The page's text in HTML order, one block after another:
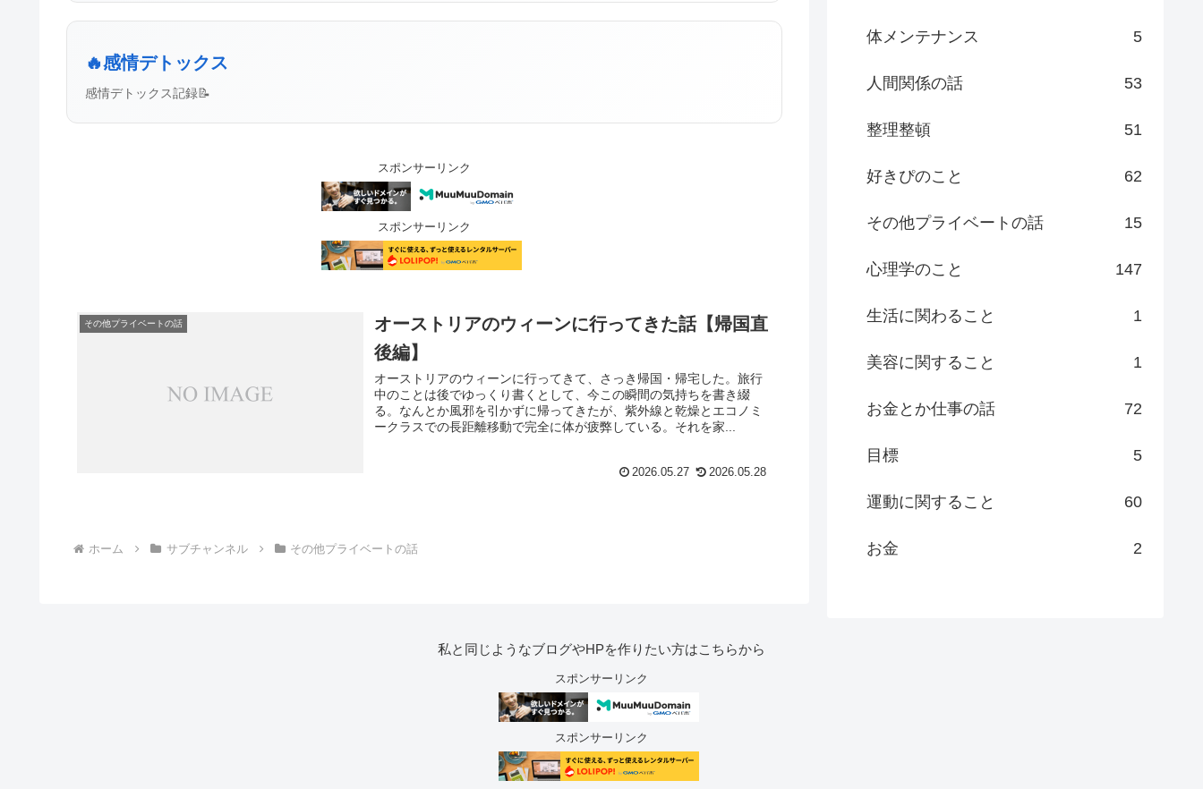
🔥感情デトックス
感情デトックス記録📝
スポンサーリンク
スポンサーリンク
その他プライベートの話
オーストリアのウィーンに行ってきた話【帰国直
後編】
オーストリアのウィーンに行ってきて、さっき帰国・帰宅した。旅行
中のことは後でゆっくり書くとして、今この瞬間の気持ちを書き綴
る。なんとか風邪を引かずに帰ってきたが、紫外線と乾燥とエコノミ
ークラスでの長距離移動で完全に体が疲弊している。それを家...
2026.05.27 2026.05.28
ホーム サブチャンネル その他プライベートの話
体メンテナンス 5
人間関係の話 53
整理整頓 51
好きぴのこと 62
その他プライベートの話 15
心理学のこと 147
生活に関わること 1
美容に関すること 1
お金とか仕事の話 72
目標 5
運動に関すること 60
お金 2
私と同じようなブログやHPを作りたい方はこちらから
スポンサーリンク
スポンサーリンク